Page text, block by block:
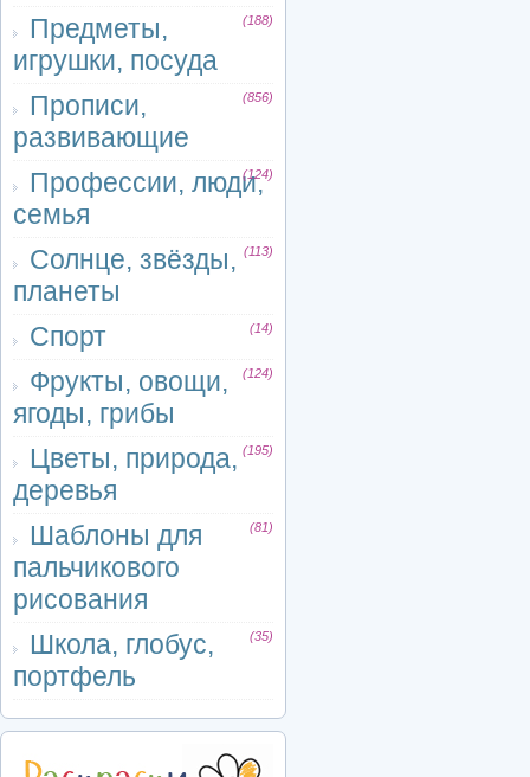
Предметы,
игрушки, посуда
(188)
Прописи,
развивающие
(856)
Профессии, люди,
семья
(124)
Солнце, звёзды,
планеты
(113)
Спорт (14)
Фрукты, овощи,
ягоды, грибы
(124)
Цветы, природа,
деревья
(195)
Шаблоны для
пальчикового
рисования
(81)
Школа, глобус,
портфель
(35)